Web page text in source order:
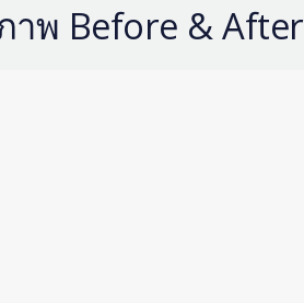
าพ Before & After